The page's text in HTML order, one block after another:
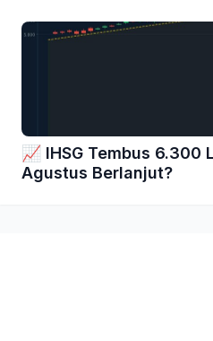
📈 IHSG Tembus 6.300
Agustus Berlanjut?